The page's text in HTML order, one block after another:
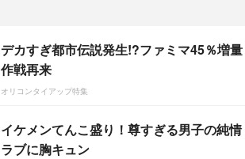
デカすぎ都市伝説発生!?ファミマ45％増量
作戦再来
オリコンタイアップ特集
イケメンてんこ盛り！尊すぎる男子の純情
ラブに胸キュン